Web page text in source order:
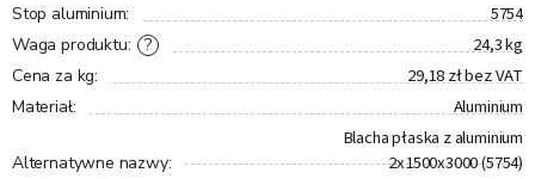
Stop aluminium: 5754
?
Waga produktu: 24,3 kg
Cena za kg: 29,18 zł bez VAT
Materiał: Aluminium
Alternatywne nazwy:
Blacha płaska z aluminium
2x1500x3000 (5754)